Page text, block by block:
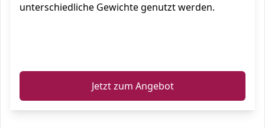
unterschiedliche Gewichte genutzt werden.
Jetzt zum Angebot